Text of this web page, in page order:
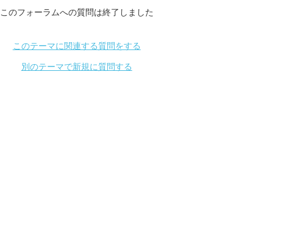
このフォーラムへの質問は終了しました
このテーマに関連する質問をする
別のテーマで新規に質問する